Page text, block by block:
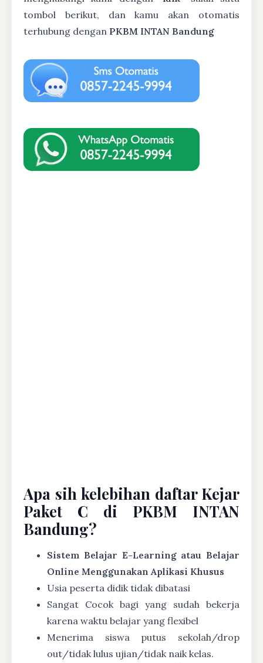
tombol berikut, dan kamu akan otomatis
terhubung dengan PKBM INTAN Bandung
Apa sih kelebihan daftar Kejar
Paket C di PKBM INTAN
Bandung?
Sistem Belajar E-Learning atau Belajar
Online Menggunakan Aplikasi Khusus
Usia peserta didik tidak dibatasi
Sangat Cocok bagi yang sudah bekerja
karena waktu belajar yang flexibel
Menerima siswa putus sekolah/drop
out/tidak lulus ujian/tidak naik kelas.